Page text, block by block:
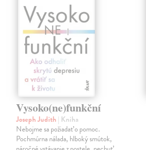
Vysoko(ne)funkční
Joseph Judith | Kniha
Nebojme sa požiadať o pomoc.
Pochmúrna nálada, hlboký smútok,